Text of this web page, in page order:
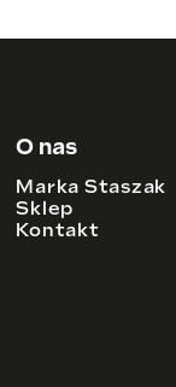
O nas
Marka Staszak
Sklep
Kontakt